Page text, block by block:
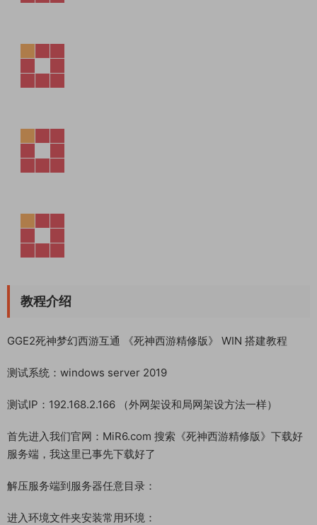
教程介绍
GGE2死神梦幻西游互通 《死神西游精修版》 WIN 搭建教程
测试系统：windows server 2019
测试IP：192.168.2.166 （外网架设和局网架设方法一样）
首先进入我们官网：MiR6.com 搜索《死神西游精修版》下载好
服务端，我这里已事先下载好了
解压服务端到服务器任意目录：
进入环境文件夹安装常用环境：